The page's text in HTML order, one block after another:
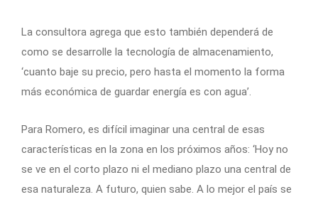
La consultora agrega que esto también dependerá de
como se desarrolle la tecnología de almacenamiento,
‘cuanto baje su precio, pero hasta el momento la forma
más económica de guardar energía es con agua’.
Para Romero, es difícil imaginar una central de esas
características en la zona en los próximos años: ‘Hoy no
se ve en el corto plazo ni el mediano plazo una central de
esa naturaleza. A futuro, quien sabe. A lo mejor el país se